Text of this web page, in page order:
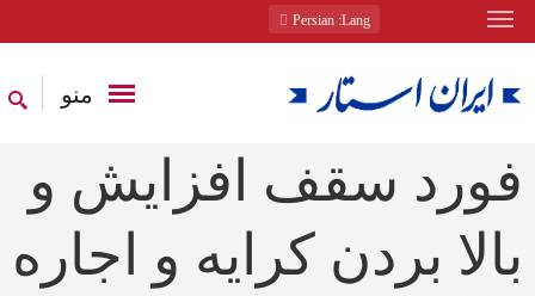
Lang
: Persian
منو
فورد سقف افزایش و
بالا بردن کرایه و اجاره